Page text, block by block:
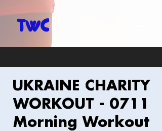
UKRAINE CHARITY
WORKOUT - 0711
Morning Workout